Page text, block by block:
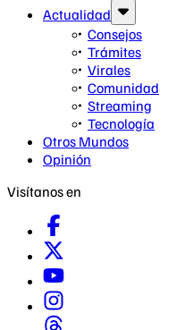
Actualidad
Consejos
Trámites
Virales
Comunidad
Streaming
Tecnología
Otros Mundos
Opinión
Visítanos en